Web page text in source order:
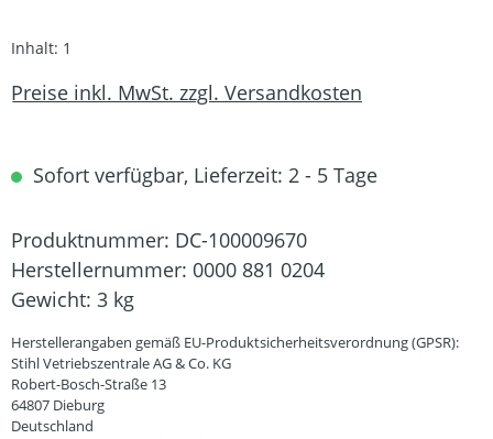
Inhalt: 1
Preise inkl. MwSt. zzgl. Versandkosten
Sofort verfügbar, Lieferzeit: 2 - 5 Tage
Produktnummer: DC-100009670
Herstellernummer: 0000 881 0204
Gewicht: 3 kg
Herstellerangaben gemäß EU-Produktsicherheitsverordnung (GPSR):
Stihl Vetriebszentrale AG & Co. KG
Robert-Bosch-Straße 13
64807 Dieburg
Deutschland